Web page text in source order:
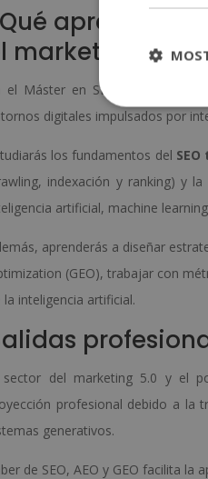
aprenderás
marketing 5.0?
el Máster en SEO, GEO y
digitales impulsados por
los fundamentos del
indexación y ranking) y
artificial, machine
aprenderás a diseñar
(GEO), trabajar con
la inteligencia artificial.
sector del marketing 5.0 y el
profesional debido a la
generativos.
de SEO, AEO y GEO facilita la